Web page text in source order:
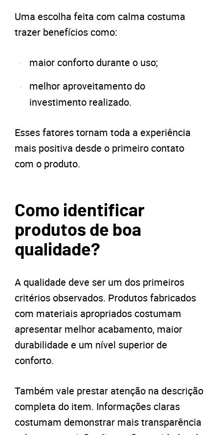
Uma escolha feita com calma costuma
trazer benefícios como:
maior conforto durante o uso;
melhor aproveitamento do
investimento realizado.
Esses fatores tornam toda a experiência
mais positiva desde o primeiro contato
com o produto.
Como identificar
produtos de boa
qualidade?
A qualidade deve ser um dos primeiros
critérios observados. Produtos fabricados
com materiais apropriados costumam
apresentar melhor acabamento, maior
durabilidade e um nível superior de
conforto.
Também vale prestar atenção na descrição
completa do item. Informações claras
costumam demonstrar mais transparência